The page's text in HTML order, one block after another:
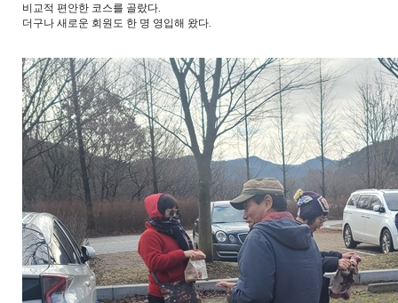
비교적 편안한 코스를 골랐다.
더구나 새로운 회원도 한 명 영입해 왔다.